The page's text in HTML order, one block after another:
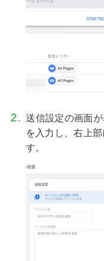
送信設定の画面
を入力し、右上
す。